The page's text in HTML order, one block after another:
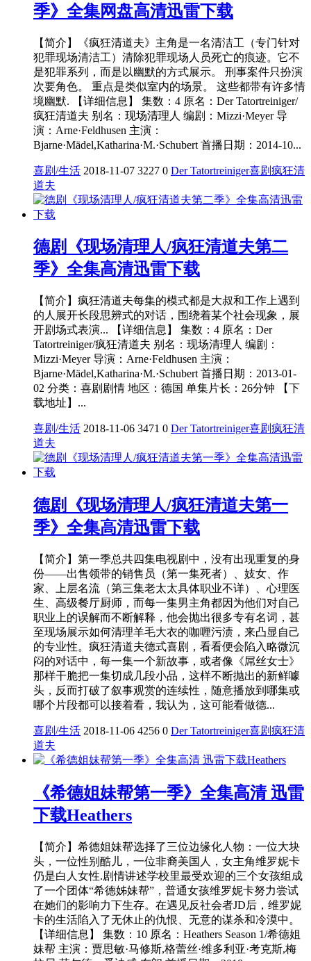
季》全集网盘高清迅雷下载
【简介】《疯狂清道夫》主角是一名清洁工（专门针对
犯罪现场清洁工）清除犯罪现场人员死亡的痕迹。它不
是犯罪系列，而是以幽默的方式展示。 刑事案件只扮演
次要角色。 重点是类似室内的场景。 这些都带有许多情
境幽默. 【详细信息】 集数：4 原名：Der Tatortreiniger/
疯狂清道夫 别名：现场清理人 编剧：Mizzi·Meyer 导
演：Arne·Feldhusen 主演：
Bjarne·Mädel,Katharina·M.·Schubert 首播日期：2014-10...
喜剧/生活 2018-11-07 3227 0 Der Tatortreiniger喜剧疯狂清
道夫
德剧《现场清理人/疯狂清道夫第二
季》全集高清迅雷下载
【简介】疯狂清道夫每集的模式都是大叔和工作上遇到
的人展开长段思辨式的对话，围绕着某个社会现象，展
开剧场式表演... 【详细信息】 集数：4 原名：Der
Tatortreiniger/疯狂清道夫 别名：现场清理人 编剧：
Mizzi·Meyer 导演：Arne·Feldhusen 主演：
Bjarne·Mädel,Katharina·M.·Schubert 首播日期：2013-01-
02 分类：喜剧剧情 地区：德国 单集片长：26分钟 【下
载地址】...
喜剧/生活 2018-11-06 3471 0 Der Tatortreiniger喜剧疯狂清
道夫
德剧《现场清理人/疯狂清道夫第一
季》全集高清迅雷下载
【简介】第一季总共四集电视剧中，没有出现重复的身
份——出售领带的销售员（第一集死者）、妓女、作
家、上层名流（第三集老太太具体职业不详）、心理医
生、高级餐厅厨师，而每一集男主角都因为他们对自己
职业上的误解而不断解释，他会抛出很多专有名词，甚
至现场展示如何清理羊毛大衣的咖喱污渍，来凸显自己
的专业性。疯狂清道夫德式喜剧，看看便会陷入略微沉
闷的对话中，每一集一个新故事，或者像《屌丝女士》
那样干脆把一集切成几段小品，这样不断抛出的新鲜噱
头，反而打破了叙事观赏的连续性，随意播放到哪集或
哪个片段都可以接着看，我认为，这可能看做德...
喜剧/生活 2018-11-06 4256 0 Der Tatortreiniger喜剧疯狂清
道夫
《希德姐妹帮第一季》全集高清 迅雷
下载Heathers
【简介】希德姐妹帮选择了三位边缘化人物：一位大块
头，一位性别酷儿，一位非裔美国人，女主角维罗妮卡
仍是白人女性.剧情讲述学校里最受欢迎的三个女孩组成
了一个团体“希德姊妹帮”，普通女孩维罗妮卡努力尝试
在她们的影响力下生存。在遇见反社会者JD后，维罗妮
卡的生活陷入了无休止的仇恨、无意的谋杀和冷漠中。
【详细信息】 集数：10 原名：Heathers Season 1/希德姐
妹帮 主演：贾思敏·马修斯,格蕾丝·维多利亚·考克斯,梅